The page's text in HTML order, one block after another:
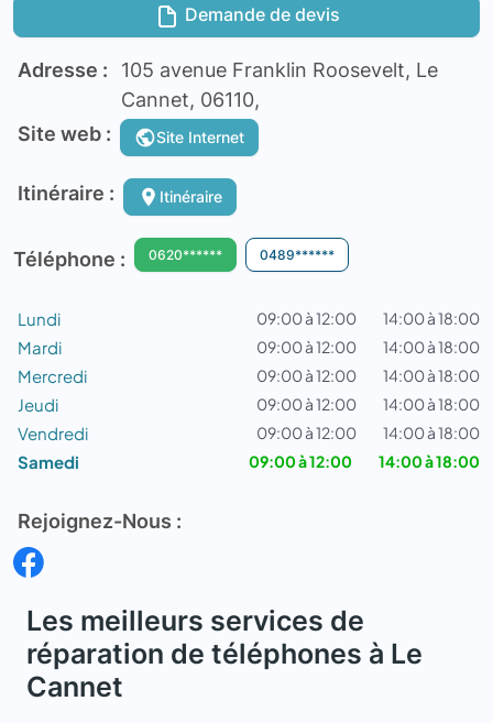
Demande de devis
Adresse :
105 avenue Franklin Roosevelt, Le
Cannet, 06110,
Site web :
Site Internet
Itinéraire : Itinéraire
Téléphone : 0620****** 0489******
Lundi 09:00 à 12:00 14:00 à 18:00
Mardi 09:00 à 12:00 14:00 à 18:00
Mercredi 09:00 à 12:00 14:00 à 18:00
Jeudi 09:00 à 12:00 14:00 à 18:00
Vendredi 09:00 à 12:00 14:00 à 18:00
Samedi 09:00 à 12:00 14:00 à 18:00
Rejoignez-Nous :
Les meilleurs services de
réparation de téléphones à Le
Cannet